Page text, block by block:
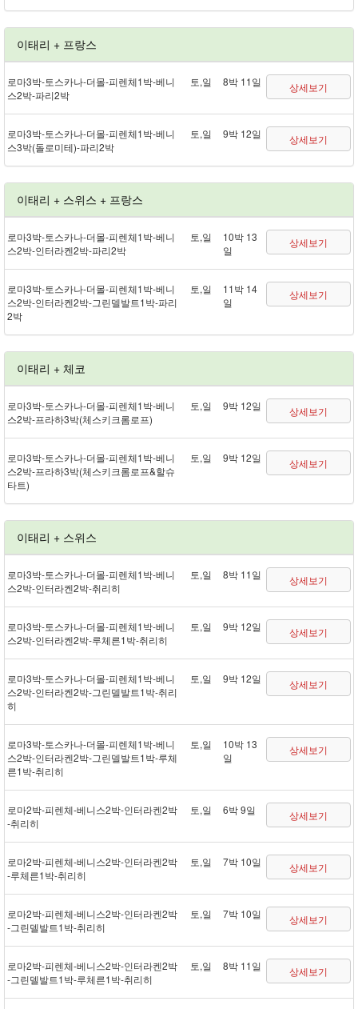
이태리 + 프랑스
로마 3박 - 토스카나 - 더몰 - 피렌체 1박 - 베니
스 2박 - 파리 2박
토,일 8박 11일 상세보기
로마 3박 - 토스카나 - 더몰 - 피렌체 1박 - 베니
스 3박(돌로미테) - 파리 2박
토,일 9박 12일 상세보기
이태리 + 스위스 + 프랑스
로마 3박 - 토스카나 - 더몰 - 피렌체 1박 - 베니
스 2박 - 인터라켄 2박 - 파리 2박
토,일
10박 13
일
상세보기
로마 3박 - 토스카나 - 더몰 - 피렌체 1박 - 베니
스 2박 - 인터라켄 2박 - 그린델발트 1박 - 파리
2박
토,일
11박 14
일
상세보기
이태리 + 체코
로마 3박 - 토스카나 - 더몰 - 피렌체 1박 - 베니
스 2박 - 프라하 3박(체스키크롬로프)
토,일 9박 12일 상세보기
로마 3박 - 토스카나 - 더몰 - 피렌체 1박 - 베니
스 2박 - 프라하 3박(체스키크롬로프&할슈
타트)
토,일 9박 12일 상세보기
이태리 + 스위스
로마 3박 - 토스카나 - 더몰 - 피렌체 1박 - 베니
스 2박 - 인터라켄 2박 - 취리히
토,일 8박 11일 상세보기
로마 3박 - 토스카나 - 더몰 - 피렌체 1박 - 베니
스 2박 - 인터라켄 2박 - 루체른 1박 - 취리히
토,일 9박 12일 상세보기
로마 3박 - 토스카나 - 더몰 - 피렌체 1박 - 베니
스 2박 - 인터라켄 2박 - 그린델발트 1박 - 취리
히
토,일 9박 12일 상세보기
로마 3박 - 토스카나 - 더몰 - 피렌체 1박 - 베니
스 2박 - 인터라켄 2박 - 그린델발트 1박 - 루체
른 1박 - 취리히
토,일
10박 13
일
상세보기
로마 2박 - 피렌체 - 베니스 2박 - 인터라켄 2박
- 취리히
토,일 6박 9일 상세보기
로마 2박 - 피렌체 - 베니스 2박 - 인터라켄 2박
- 루체른 1박 - 취리히
토,일 7박 10일 상세보기
로마 2박 - 피렌체 - 베니스 2박 - 인터라켄 2박
- 그린델발트 1박 - 취리히
토,일 7박 10일 상세보기
로마 2박 - 피렌체 - 베니스 2박 - 인터라켄 2박
- 그린델발트 1박 - 루체른 1박 - 취리히
토,일 8박 11일 상세보기